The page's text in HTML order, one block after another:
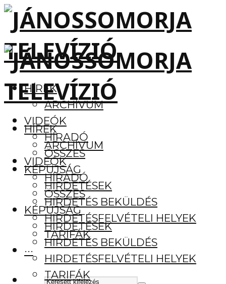
HÍREK
ARCHÍVUM
VIDEÓK
HÍRADÓ
ÖSSZES
KÉPÚJSÁG
HIRDETÉSEK
HIRDETÉS BEKÜLDÉS
HIRDETÉSFELVÉTELI HELYEK
TARIFÁK
···
HÍREK
ARCHÍVUM
VIDEÓK
HÍRADÓ
ÖSSZES
KÉPÚJSÁG
HIRDETÉSEK
HIRDETÉS BEKÜLDÉS
HIRDETÉSFELVÉTELI HELYEK
TARIFÁK